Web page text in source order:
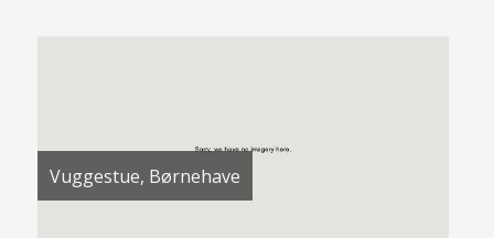
Vuggestue, Børnehave